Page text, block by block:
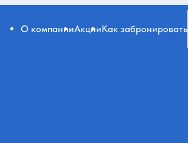
О компанииАкцииКак забронировать